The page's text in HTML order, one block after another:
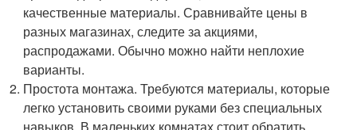
качественные материалы. Сравнивайте цены в
разных магазинах, следите за акциями,
распродажами. Обычно можно найти неплохие
варианты.
Простота монтажа. Требуются материалы, которые
легко установить своими руками без специальных